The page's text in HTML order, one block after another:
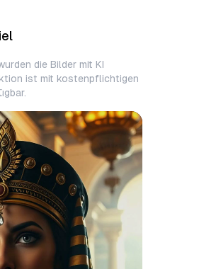
die Bilder mit KI
ist mit kostenpflichtigen